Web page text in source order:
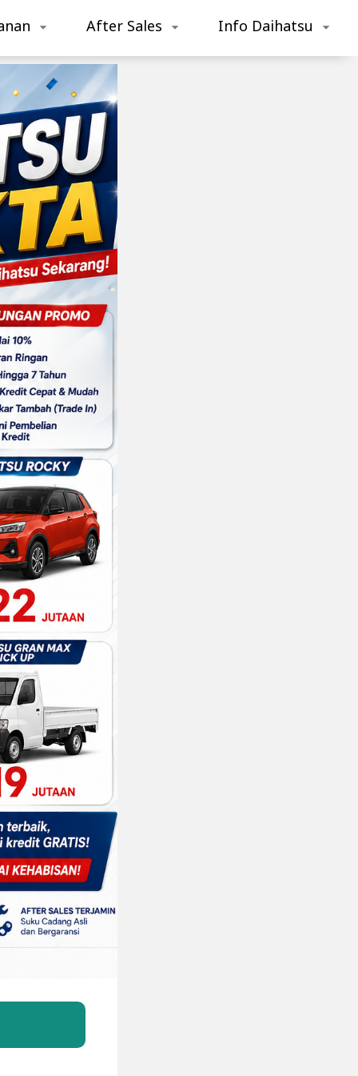
After Sales Info Daihatsu